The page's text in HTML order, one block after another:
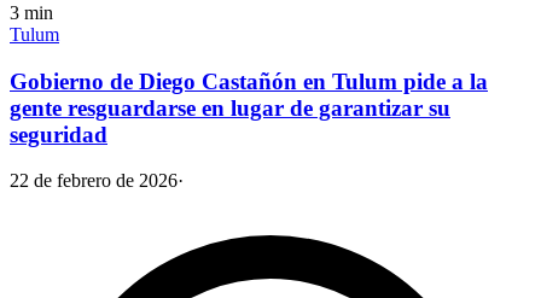
3 min
Tulum
Gobierno de Diego Castañón en Tulum pide a la
gente resguardarse en lugar de garantizar su
seguridad
22 de febrero de 2026·